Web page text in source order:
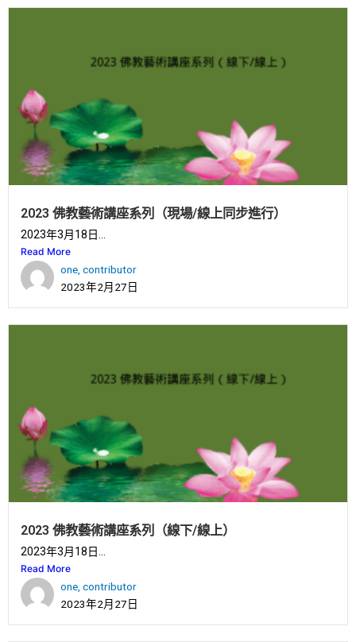
2023 佛教藝術講座系列（現場/線上同步進行）
2023年3月18日...
Read More
one, contributor
2023年2月27日
2023 佛教藝術講座系列（線下/線上）
2023年3月18日...
Read More
one, contributor
2023年2月27日